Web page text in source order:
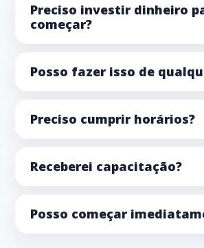
Preciso investir dinheiro
começar?
Posso fazer isso de
Preciso cumprir horários?
Receberei capacitação?
Posso começar